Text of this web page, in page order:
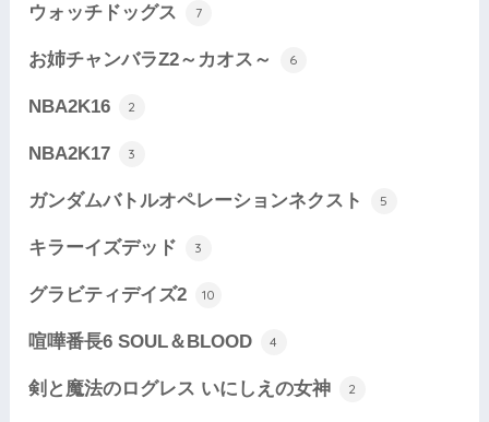
ウォッチドッグス 7
お姉チャンバラZ2～カオス～ 6
NBA2K16 2
NBA2K17 3
ガンダムバトルオペレーションネクスト 5
キラーイズデッド 3
グラビティデイズ2 10
喧嘩番長6 SOUL＆BLOOD 4
剣と魔法のログレス いにしえの女神 2